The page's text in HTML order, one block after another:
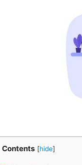
Contents [hide]